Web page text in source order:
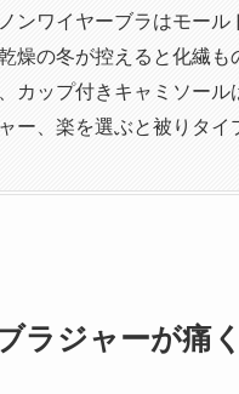
ンワイヤーブラはモール
燥の冬が控えると化繊
カップ付きキャミソール
ー、楽を選ぶと被りタイ
ラジャーが痛